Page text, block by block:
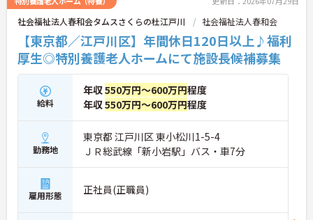
社会福祉法人春和会タムスさくらの杜江戸川 社会福祉法人春和会
【東京都／江戸川区】年間休日120日以上♪福利
厚生◎特別養護老人ホームにて施設長候補募集
給料
年収550万円～600万円程度
年収550万円～600万円程度
勤務地
東京都 江戸川区 東小松川1-5-4
ＪＲ総武線「新小岩駅」バス・車7分
雇用形態 正社員(正職員)